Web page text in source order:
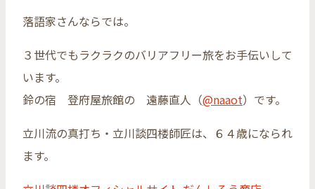
落語家さんならでは。
３世代でもラクラクのバリアフリー旅をお手伝いして
います。
鈴の宿 登府屋旅館の 遠藤直人（@naaot）です。
立川流の真打ち・立川談四楼師匠は、６４歳になられ
ます。